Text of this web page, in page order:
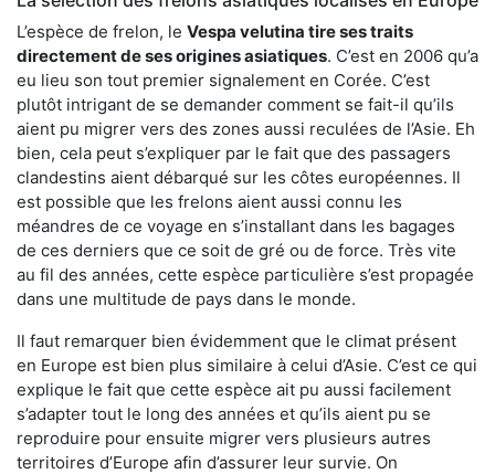
L’espèce de frelon, le Vespa velutina tire ses traits
directement de ses origines asiatiques. C’est en 2006 qu’a
eu lieu son tout premier signalement en Corée. C’est
plutôt intrigant de se demander comment se fait-il qu’ils
aient pu migrer vers des zones aussi reculées de l’Asie. Eh
bien, cela peut s’expliquer par le fait que des passagers
clandestins aient débarqué sur les côtes européennes. Il
est possible que les frelons aient aussi connu les
méandres de ce voyage en s’installant dans les bagages
de ces derniers que ce soit de gré ou de force. Très vite
au fil des années, cette espèce particulière s’est propagée
dans une multitude de pays dans le monde.
Il faut remarquer bien évidemment que le climat présent
en Europe est bien plus similaire à celui d’Asie. C’est ce qui
explique le fait que cette espèce ait pu aussi facilement
s’adapter tout le long des années et qu’ils aient pu se
reproduire pour ensuite migrer vers plusieurs autres
territoires d’Europe afin d’assurer leur survie. On